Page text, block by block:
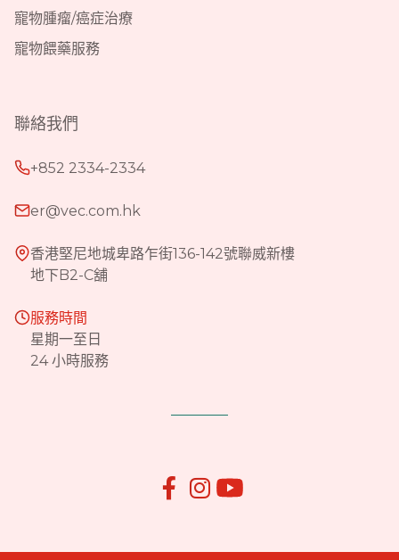
寵物腫瘤/癌症治療
寵物餵藥服務
聯絡我們
+852 2334-2334
er@vec.com.hk
香港堅尼地城卑路乍街136-142號聯威新樓
地下B2-C舖
服務時間
星期一至日
24 小時服務
 